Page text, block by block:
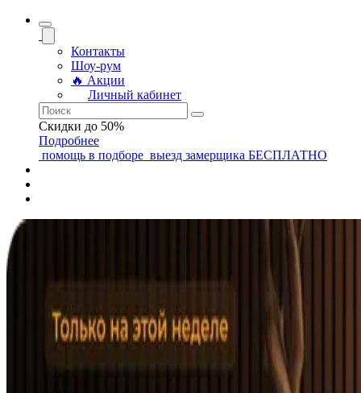
Контакты
Шоу-рум
🔥 Акции
Личный кабинет
Скидки до 50%
Подробнее
помощь в подборе выезд замерщика БЕСПЛАТНО